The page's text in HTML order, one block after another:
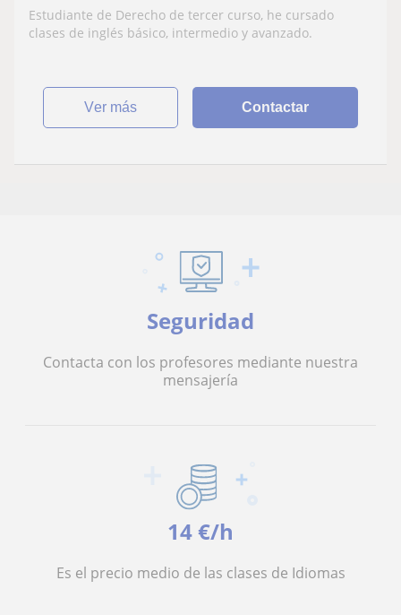
Estudiante de Derecho de tercer curso, he cursado
clases de inglés básico, intermedio y avanzado.
ver más Contactar
Seguridad
Contacta con los profesores mediante nuestra
mensajería
14 €/h
Es el precio medio de las clases de Idiomas